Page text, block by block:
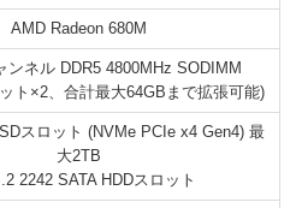
AMD Radeon 680M
ンネル DDR5 4800MHz SODIMM
ト×2、合計最大64GBまで拡張可能)
スロット (NVMe PCIe x4 Gen4) 最
大2TB
2242 SATA HDDスロット